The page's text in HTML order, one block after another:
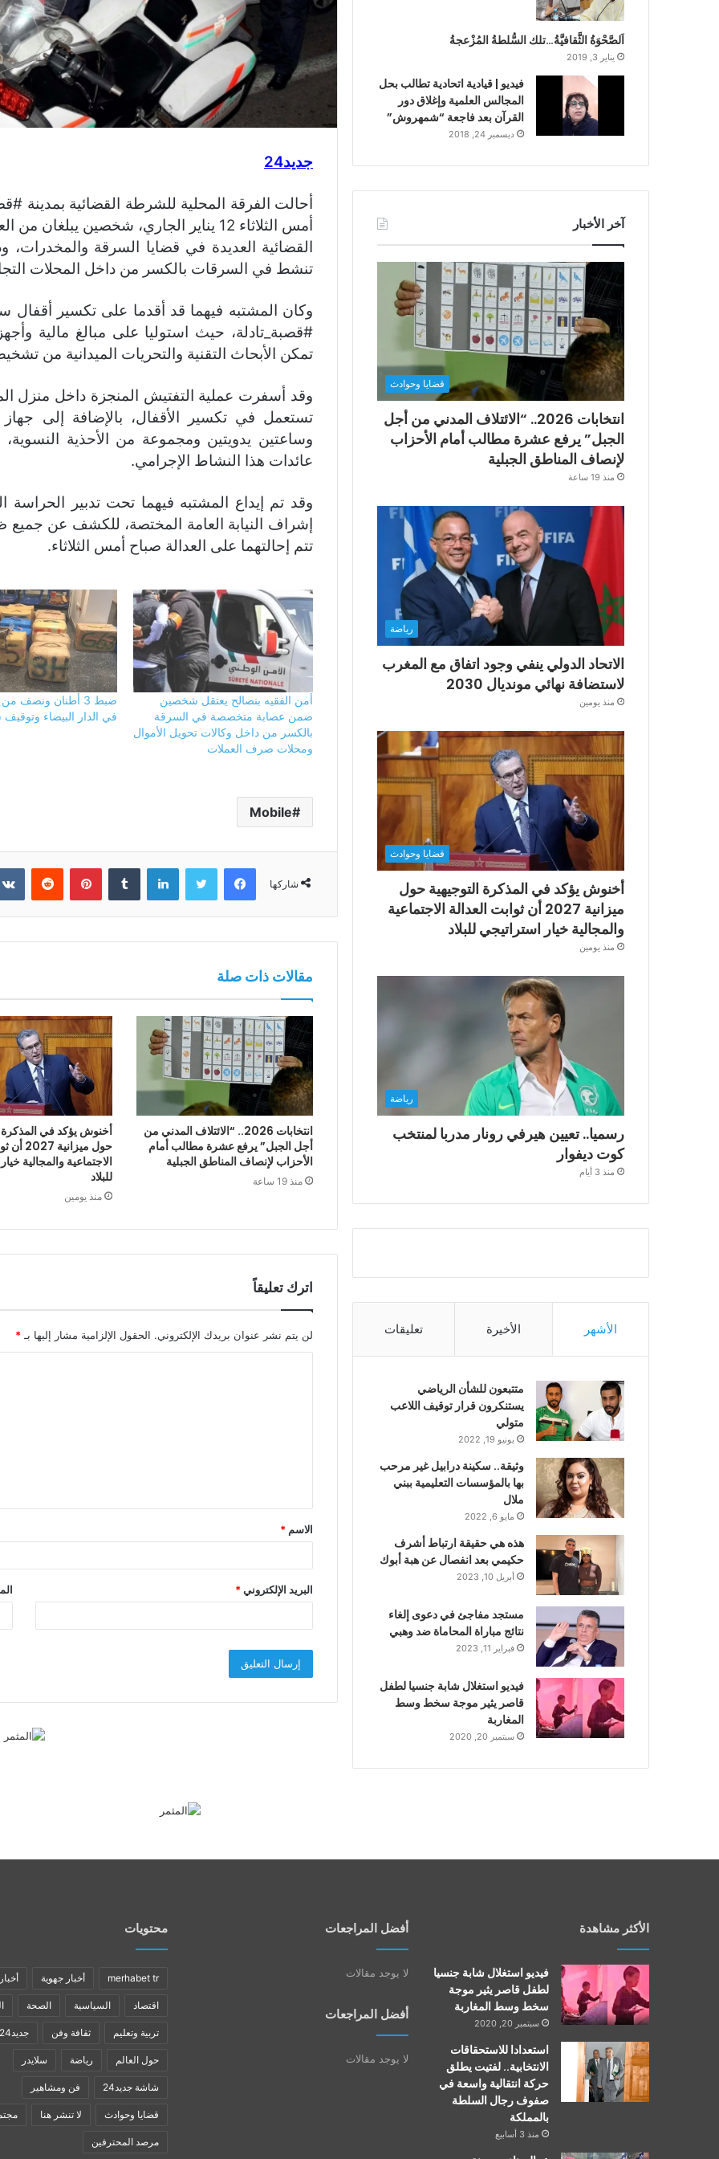
جديد24
أحالت الفرقة المحلية للشرطة القضائية بمدينة
القضائية العديدة في قضايا السرقة والمخدرات،
تنشط في السرقات بالكسر من داخل المحلات
وكان المشتبه فيهما قد أقدما على تكسير
#قصبة_تادلة، حيث استوليا على مبالغ مالية
تمكن الأبحاث التقنية والتحريات الميدانية من
وقد أسفرت عملية التفتيش المنجزة داخل منزل
تستعمل في تكسير الأقفال، بالإضافة إلى
وساعتين يدويتين ومجموعة من الأحذية
عائدات هذا النشاط الإجرامي.
وقد تم إيداع المشتبه فيهما تحت تدبير
إشراف النيابة العامة المختصة، للكشف عن
تتم إحالتهما على العدالة صباح أمس الثلاثاء.
أمن الفقيه بنصالح يعتقل شخصين
ضمن عصابة متخصصة في السرقة
بالكسر من داخل وكالات تحويل الأموال
ومحلات صرف العملات
ضبط 3 أطنان ونصف
في الدار البيضاء
Mobile
شاركها
فيسبوك تويتر لينكدإن بينتيريست
مقالات ذات صلة
انتخابات 2026.. “الائتلاف المدني من
أجل الجبل” يرفع عشرة مطالب أمام
الأحزاب لإنصاف المناطق الجبلية
منذ 19 ساعة
أخنوش يؤكد في المذكرة
حول
الاجتماعية والمجالية
للبلاد
منذ يومين
اترك تعليقاً
لن يتم نشر عنوان بريدك الإلكتروني. الحقول الإلزامية مشار إليها بـ *
ق
*
الاسم *
البريد الإلكتروني*
اَلصَّحْوَةُ الثَّقافيَّةُ…تلك السُّلطةُ المُزْعجةُ
يناير 3, 2019
فيديو | قيادية اتحادية تطالب بحل
المجالس العلمية وإغلاق دور
القرآن بعد فاجعة “شمهروش”
ديسمبر 24, 2018
آخر الأخبار
قضايا وحوادث
انتخابات 2026.. “الائتلاف المدني من أجل
الجبل” يرفع عشرة مطالب أمام الأحزاب
لإنصاف المناطق الجبلية
منذ 19 ساعة
رياضة
الاتحاد الدولي ينفي وجود اتفاق مع المغرب
لاستضافة نهائي مونديال 2030
منذ يومين
قضايا وحوادث
أخنوش يؤكد في المذكرة التوجيهية حول
ميزانية 2027 أن ثوابت العدالة الاجتماعية
والمجالية خيار استراتيجي للبلاد
منذ يومين
رياضة
رسميا.. تعيين هيرفي رونار مدربا لمنتخب
كوت ديفوار
منذ 3 أيام
الأشهر الأخيرة تعليقات
متتبعون للشأن الرياضي
يستنكرون قرار توقيف اللاعب
متولي
يونيو 19, 2022
وثيقة.. سكينة درابيل غير مرحب
بها بالمؤسسات التعليمية ببني
ملال
مايو 6, 2022
هذه هي حقيقة ارتباط أشرف
حكيمي بعد انفصال عن هبة أبوك
أبريل 10, 2023
مستجد مفاجئ في دعوى إلغاء
نتائج مباراة المحاماة ضد وهبي
فبراير 11, 2023
فيديو استغلال شابة جنسيا لطفل
قاصر يثير موجة سخط وسط
المغاربة
سبتمبر 20, 2020
الأكثر مشاهدة
فيديو استغلال شابة جنسيا
لطفل قاصر يثير موجة
سخط وسط المغاربة
سبتمبر 20, 2020
استعدادا للاستحقاقات
الانتخابية.. لفتيت يطلق
حركة انتقالية واسعة في
صفوف رجال السلطة
بالمملكة
منذ 3 أسابيع
أفضل المراجعات
لا يوجد مقالات
أفضل المراجعات
لا يوجد مقالات
محتويات
merhabet tr أخبار جهوية
اقتصاد السياسية الصحة
تربية وتعليم ثقافة وفن جديد24
حول العالم رياضة سلايدر
شاشة جديد24 فن ومشاهير
قضايا وحوادث لا تنشر هنا
مرصد المحترفين